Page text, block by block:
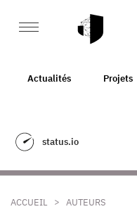
Actualités Projets
status.io
ACCUEIL > AUTEURS